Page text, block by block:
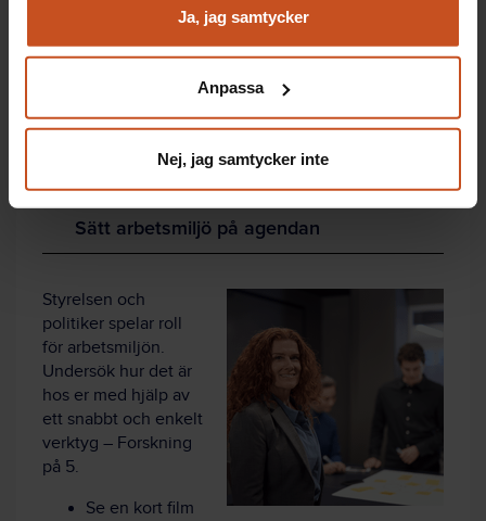
Du kan när som helst återta ditt godkännande genom att
integritet@suntarbetsliv.se.
Ja, jag samtycker
Anpassa
Nej, jag samtycker inte
– få snurr på arbetsmiljöarbetet
– en digital programserie som ökar
kunskapen om friskfaktorer och inspirerar till ökad
lokal samverkan i arbetsmiljöarbetet
Sätt arbetsmiljö på agendan
Styrelsen och
politiker spelar roll
för arbetsmiljön.
Undersök hur det är
hos er med hjälp av
ett snabbt och enkelt
verktyg – Forskning
på 5.
Se en kort film